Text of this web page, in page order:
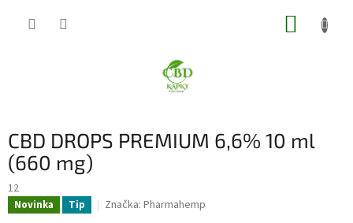
CBD DROPS PREMIUM 6,6% 10 ml
(660 mg)
12
Novinka Tip Značka: Pharmahemp